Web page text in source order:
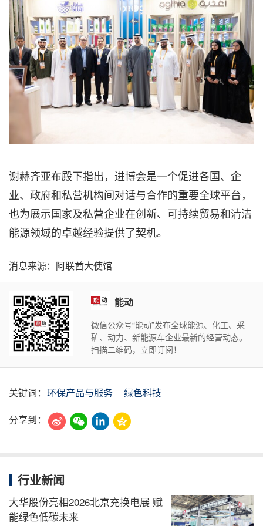
谢赫齐亚布殿下指出，进博会是一个促进各国、企
业、政府和私营机构间对话与合作的重要全球平台，
也为展示国家及私营企业在创新、可持续贸易和清洁
能源领域的卓越经验提供了契机。
消息来源：阿联酋大使馆
能动
微信公众号“能动”发布全球能源、化工、采
矿、动力、新能源车企业最新的经营动态。
扫描二维码，立即订阅！
关键词： 环保产品与服务
绿色科技
分享到：
行业新闻
大华股份亮相2026北京充换电展 赋
能绿色低碳未来